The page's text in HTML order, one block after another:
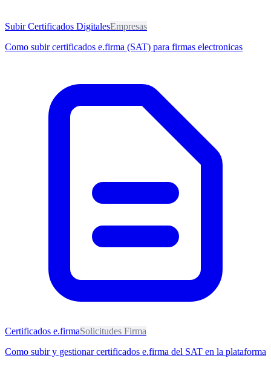
Subir Certificados DigitalesEmpresas
Como subir certificados e.firma (SAT) para firmas electronicas
Certificados e.firmaSolicitudes Firma
Como subir y gestionar certificados e.firma del SAT en la plataforma